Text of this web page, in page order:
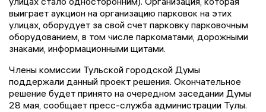
выиграет аукцион на организацию парковок на этих
улицах, оборудует за свой счет парковку парковочным
оборудованием, в том числе паркоматами, дорожными
знаками, информационными щитами.
Члены комиссии Тульской городской Думы
поддержали данный проект решения. Окончательное
решение будет принято на очередном заседании Думы
28 мая, сообщает пресс-служба администрации Тулы.